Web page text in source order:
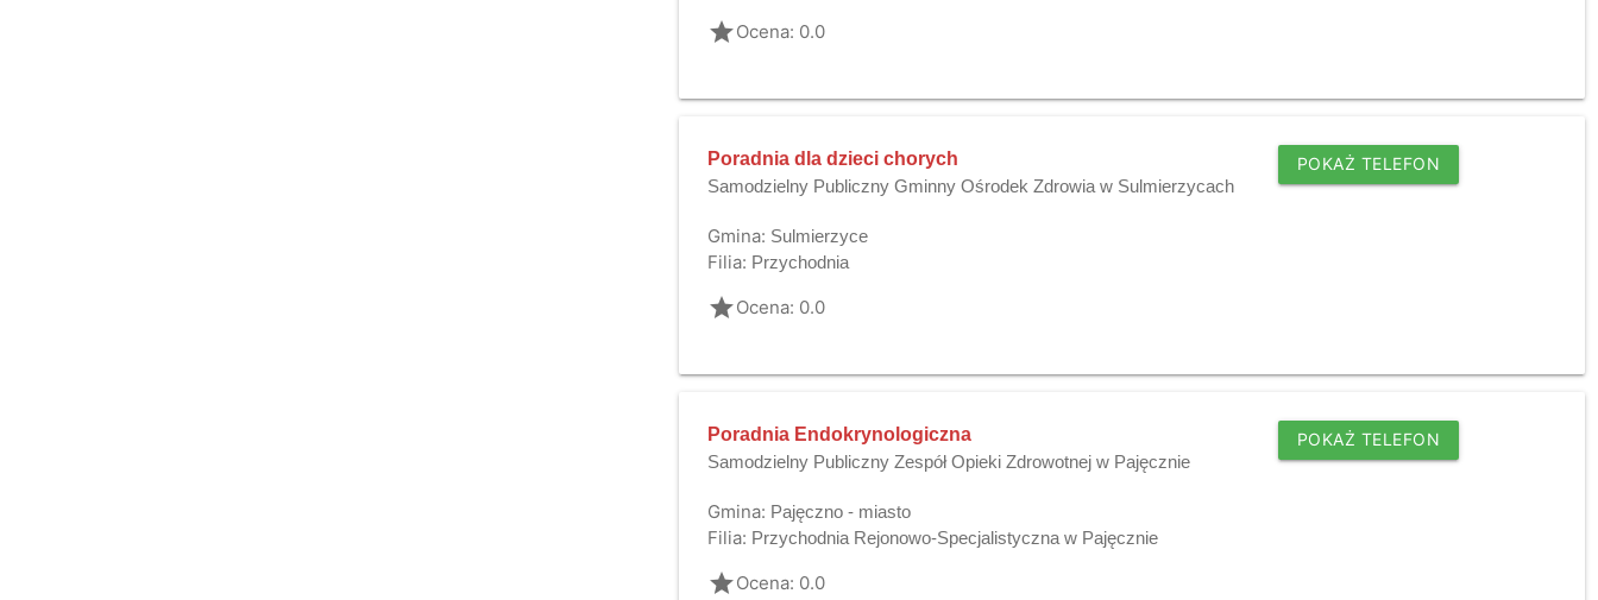
gradeOcena: 0.0
Poradnia dla dzieci chorych
Samodzielny Publiczny Gminny Ośrodek Zdrowia w Sulmierzycach
POKAŻ TELEFON
Gmina: Sulmierzyce
Filia: Przychodnia
gradeOcena: 0.0
Poradnia Endokrynologiczna
Samodzielny Publiczny Zespół Opieki Zdrowotnej w Pajęcznie
POKAŻ TELEFON
Gmina: Pajęczno - miasto
Filia: Przychodnia Rejonowo-Specjalistyczna w Pajęcznie
gradeOcena: 0.0